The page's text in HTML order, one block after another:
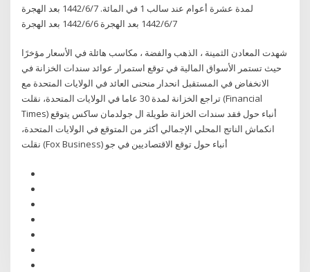
لمدة عشرة أعوام عند سالب 1 في المائة. 7‏‏/6‏‏/1442 بعد الهجرة
7‏‏/6‏‏/1442 بعد الهجرة 6‏‏/6‏‏/1442 بعد الهجرة
شهدت المعادن الثمينة ، الذهب والفضة ، مكاسب هائلة في الأسعار مؤخرًا
حيث تستمر الأسواق المالية في توقع استمرار عوائد سندات الخزانة في
الانخفاض في المستقبل انحدار منحنى العائد في الولايات المتحدة مع
تراجع الخزانة لمدة 30 عاما في الولايات المتحدة، نقلت (Financial
Times) أنباء حول فقد سندات الخزانة طويلة ال جولدمان ساكس يتوقع
انكماش الناتج المحلي الإجمالي أكثر من المتوقع في الولايات المتحدة،
نقلت (Fox Business) أنباء حول توقع الاقتصاديين في جو